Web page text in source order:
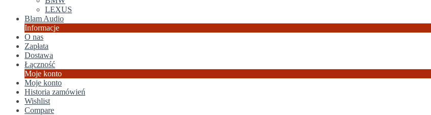
LEXUS
Blam Audio
Informacje
O nas
Zapłata
Dostawa
Łączność
Moje konto
Moje konto
Historia zamówień
Wishlist
Compare